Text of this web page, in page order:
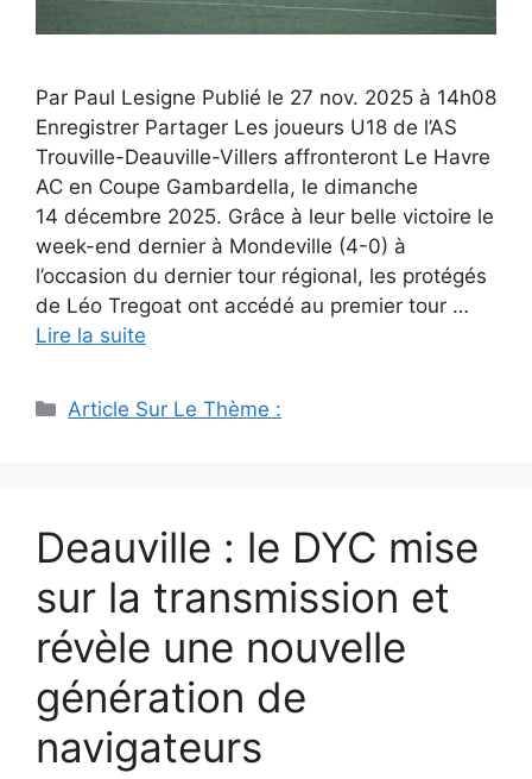
Par Paul Lesigne Publié le 27 nov. 2025 à 14h08
Enregistrer Partager Les joueurs U18 de l’AS
Trouville-Deauville-Villers affronteront Le Havre
AC en Coupe Gambardella, le dimanche
14 décembre 2025. Grâce à leur belle victoire le
week-end dernier à Mondeville (4-0) à
l’occasion du dernier tour régional, les protégés
de Léo Tregoat ont accédé au premier tour …
Lire la suite
Catégories
Article Sur Le Thème :
Deauville : le DYC mise
sur la transmission et
révèle une nouvelle
génération de
navigateurs